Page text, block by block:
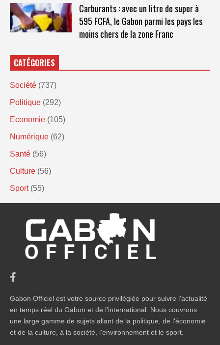
Carburants : avec un litre de super à
595 FCFA, le Gabon parmi les pays les
moins chers de la zone Franc
CATÉGORIES
Société (737)
Politique (292)
Economie (105)
Numérique (62)
Santé (56)
Culture (56)
Sport (55)
Gabon Officiel est votre source privilégiée pour suivre l'actualité
en temps réel du Gabon et de l'international. Nous couvrons
une large gamme de sujets allant de la politique, de l'économie
et de la culture, à la société, l'environnement et le sport.